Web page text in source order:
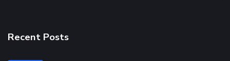
Recent Posts